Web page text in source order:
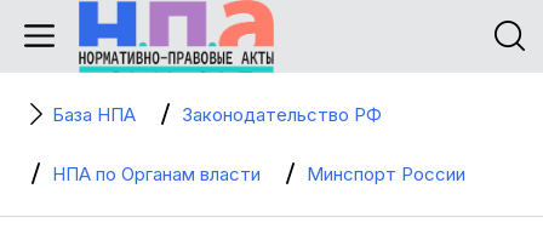
База НПА Законодательство РФ
НПА по Органам власти Минспорт России